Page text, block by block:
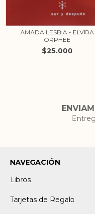
AMADA LESBIA - ELVIRA
ORPHEE
$25.000
NAVEGACIÓN
Libros
Tarjetas de Regalo